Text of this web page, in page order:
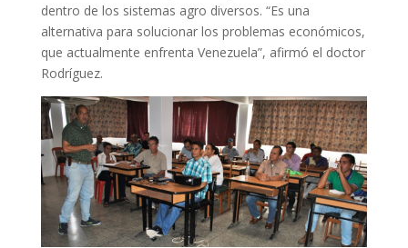
dentro de los sistemas agro diversos. “Es una
alternativa para solucionar los problemas económicos,
que actualmente enfrenta Venezuela”, afirmó el doctor
Rodríguez.